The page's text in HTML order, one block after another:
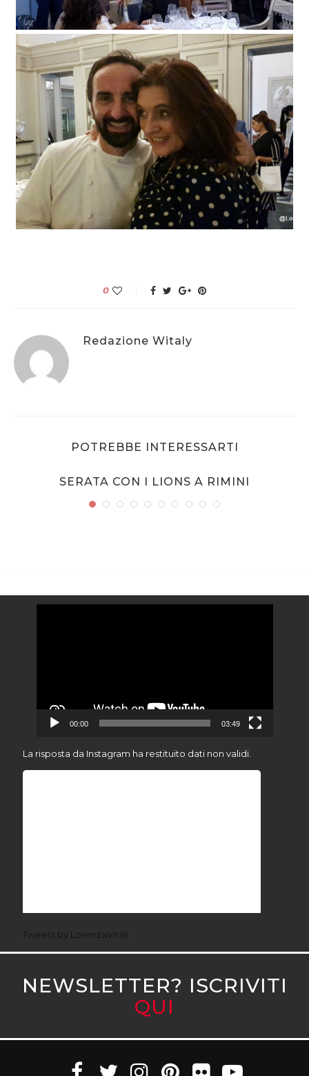
0
Redazione Witaly
POTREBBE INTERESSARTI
SERATA CON I LIONS A RIMINI
00:00 03:49
La risposta da Instagram ha restituito dati non validi.
Tweets by LorenzaVitali
NEWSLETTER? ISCRIVITI
QUI